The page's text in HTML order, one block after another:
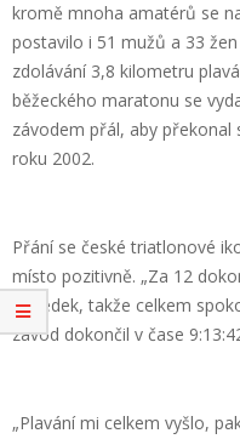
kromě mnoha amatérů se
postavilo i 51 mužů a 33
zdolávání 3,8 kilometru
běžeckého maratonu se
závodem přál, aby
roku 2002.
Přání se české triatlonové
místo pozitivně. „Za 12
výsledek, takže celkem
závod dokončil v čase
„Plavání mi celkem vyšlo,